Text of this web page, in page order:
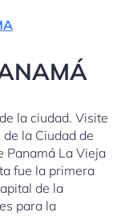
la ciudad. Visite
la Ciudad de
Panamá La Vieja
fue la primera
de la
para la